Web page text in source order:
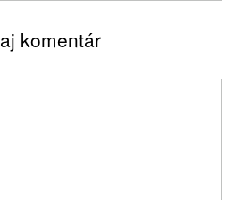
komentár